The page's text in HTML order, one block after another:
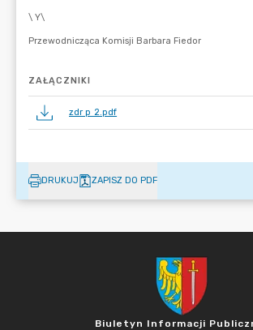
ZAŁĄCZNIKI
zdr p 2.pdf
DRUKUJ ZAPISZ DO PDF
Biuletyn Informacji